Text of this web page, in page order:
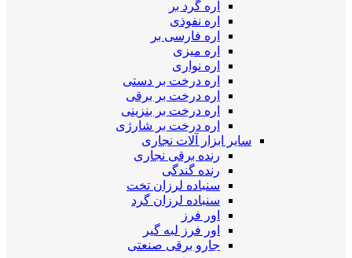
اره گرد بر
اره نفوذی
اره فارسی بر
اره میزی
اره نواری
اره درخت بر دستی
اره درخت بر برقی
اره درخت بر بنزینی
اره درخت بر شارژی
سایر ابزار آلات نجاری
رنده برقی نجاری
رنده گندگی
سنباده لرزان تخت
سنباده لرزان گرد
اور فرز
اور فرز لبه گیر
جارو برقی صنعتی